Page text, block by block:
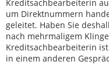
Kreditsachbearbeiterin
um Direktnummern
geleitet. Haben Sie
nach mehrmaligem
Kreditsachbearbeiterin
in einem anderen